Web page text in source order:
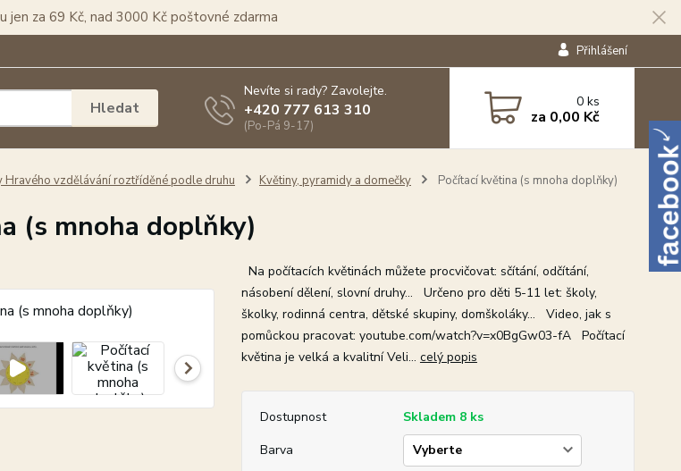
jen za 69 Kč, nad 3000 Kč poštovné zdarma
Přihlášení
Hledat
Nevíte si rady? Zavolejte.
+420 777 613 310
(Po-Pá 9-17)
0ks
za 0,00 Kč
Hravého vzdělávání roztříděné podle druhu Květiny, pyramidy a domečky Počítací květina (s mnoha doplňky)
(s mnoha doplňky)
Na počítacích květinách můžete procvičovat: sčítání, odčítání,
násobení dělení, slovní druhy... Určeno pro děti 5-11 let: školy,
školky, rodinná centra, dětské skupiny, domškoláky... Video, jak s
pomůckou pracovat: youtube.com/watch?v=x0BgGw03-fA Počítací
květina je velká a kvalitní Veli... celý popis
Dostupnost
Skladem 8 ks
Barva